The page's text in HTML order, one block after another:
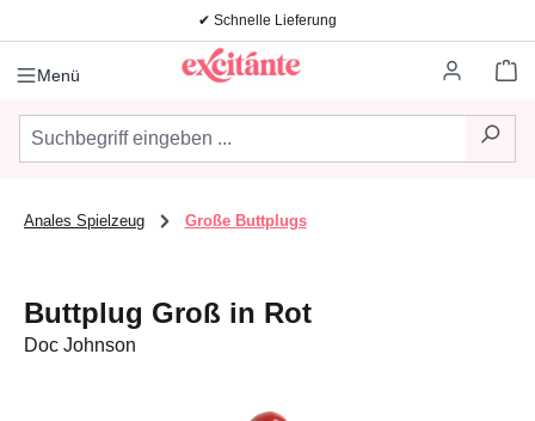
Zum Hauptinhalt springen✔ Schnelle Lieferung
Menü
Anales Spielzeug Große Buttplugs
Buttplug Groß in Rot
Doc Johnson